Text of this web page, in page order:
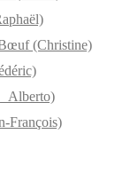
(Christine)
Alberto)
François)